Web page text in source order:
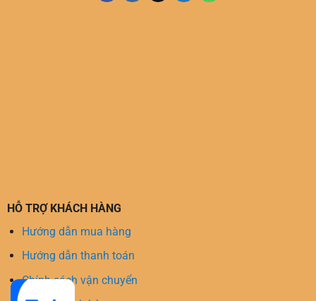
HỖ TRỢ KHÁCH HÀNG
Hướng dẫn mua hàng
Hướng dẫn thanh toán
Chính sách vận chuyển